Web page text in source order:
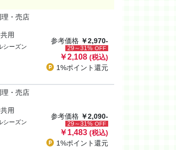
理・売店
用
シーズン
参考価格 ￥2,970-
29～31% OFF
￥2,108 (税込)
1%ポイント還元
理・売店
用
シーズン
参考価格 ￥2,090-
29～31% OFF
￥1,483 (税込)
1%ポイント還元